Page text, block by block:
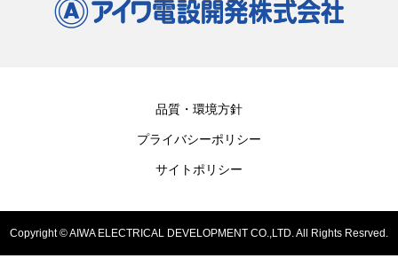
品質・環境方針
プライバシーポリシー
サイトポリシー
Copyright © AIWA ELECTRICAL DEVELOPMENT CO.,LTD. All Rights Resrved.